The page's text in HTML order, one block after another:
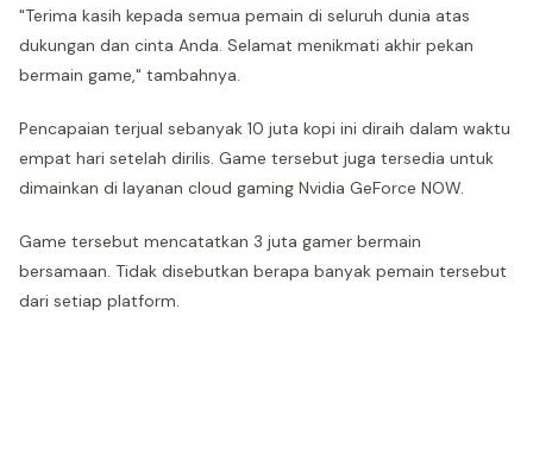
"Terima kasih kepada semua pemain di seluruh dunia atas
dukungan dan cinta Anda. Selamat menikmati akhir pekan
bermain game," tambahnya.
Pencapaian terjual sebanyak 10 juta kopi ini diraih dalam waktu
empat hari setelah dirilis. Game tersebut juga tersedia untuk
dimainkan di layanan cloud gaming Nvidia GeForce NOW.
Game tersebut mencatatkan 3 juta gamer bermain
bersamaan. Tidak disebutkan berapa banyak pemain tersebut
dari setiap platform.